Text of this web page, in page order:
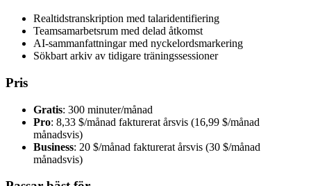
Realtidstranskription med talaridentifiering
Teamsamarbetsrum med delad åtkomst
AI-sammanfattningar med nyckelordsmarkering
Sökbart arkiv av tidigare träningssessioner
Pris
Gratis: 300 minuter/månad
Pro: 8,33 $/månad fakturerat årsvis (16,99 $/månad
månadsvis)
Business: 20 $/månad fakturerat årsvis (30 $/månad
månadsvis)